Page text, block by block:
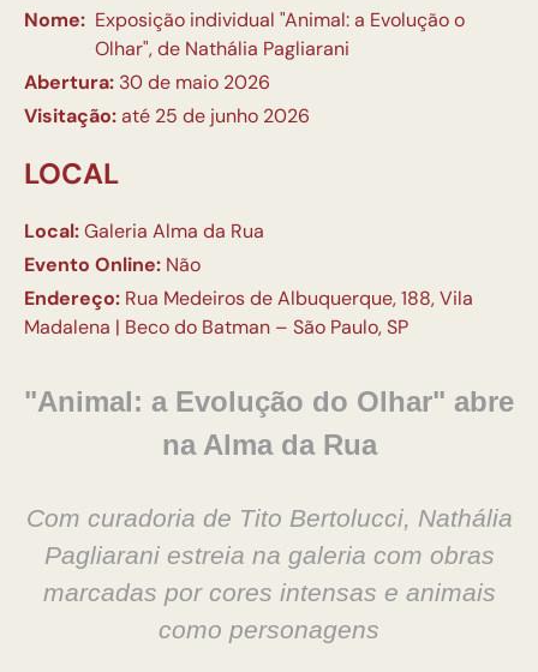
Nome: Exposição individual "Animal: a Evolução o
Olhar", de Nathália Pagliarani
Abertura: 30 de maio 2026
Visitação:até 25 de junho 2026
LOCAL
Local:Galeria Alma da Rua
Evento Online: Não
Endereço: Rua Medeiros de Albuquerque, 188, Vila
Madalena | Beco do Batman – São Paulo, SP
"Animal: a Evolução do Olhar" abre
na Alma da Rua
Com curadoria de Tito Bertolucci, Nathália
Pagliarani estreia na galeria com obras
marcadas por cores intensas e animais
como personagens